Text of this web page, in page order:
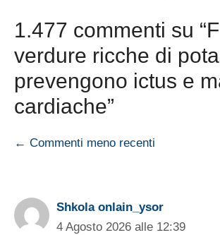
1.477 commenti su
verdure ricche di
prevengono ictus e
cardiache”
Navigazione
← Commenti meno recenti
Shkola onlain_ysor
4 Agosto 2026 alle 12:39